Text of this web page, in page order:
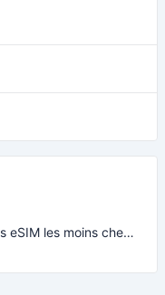
CheapereSIM — Les forfaits eSIM les moins chers pour voyager en 2026